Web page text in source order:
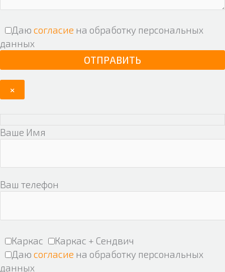
Даю согласие на обработку персональных
данных
×
Ваше Имя
Ваш телефон
Каркас
Каркас + Сендвич
Даю согласие на обработку персональных
данных